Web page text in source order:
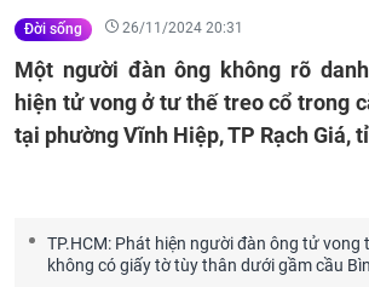
Đời sống 26/11/2024 20:31
Một người đàn ông không rõ
hiện tử vong ở tư thế treo cổ trong
tại phường Vĩnh Hiệp, TP Rạch Giá,
TP.HCM: Phát hiện người đàn ông tử vong
không có giấy tờ tùy thân dưới gầm cầu